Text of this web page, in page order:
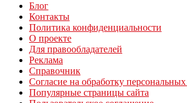
Блог
Контакты
Политика конфиденциальности
О проекте
Для правообладателей
Реклама
Справочник
Согласие на обработку
Популярные страницы сайта